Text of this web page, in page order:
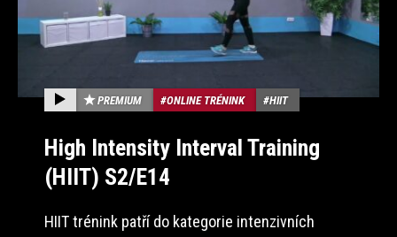
PREMIUM ONLINE TRÉNINK HIIT
High Intensity Interval Training
(HIIT) S2/E14
HIIT trénink patří do kategorie intenzivních